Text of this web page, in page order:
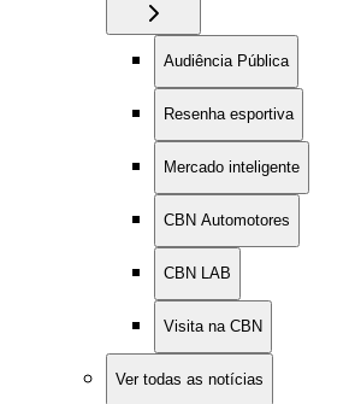
Audiência Pública
Resenha esportiva
Mercado inteligente
CBN Automotores
CBN LAB
Visita na CBN
Ver todas as notícias